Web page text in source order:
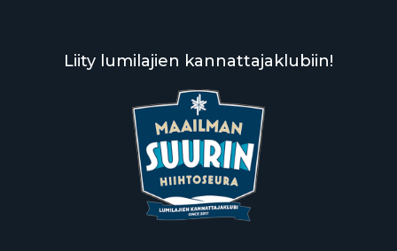
Liity lumilajien kannattajaklubiin!